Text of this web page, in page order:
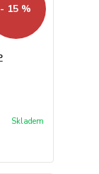
- 15 %
Skladem